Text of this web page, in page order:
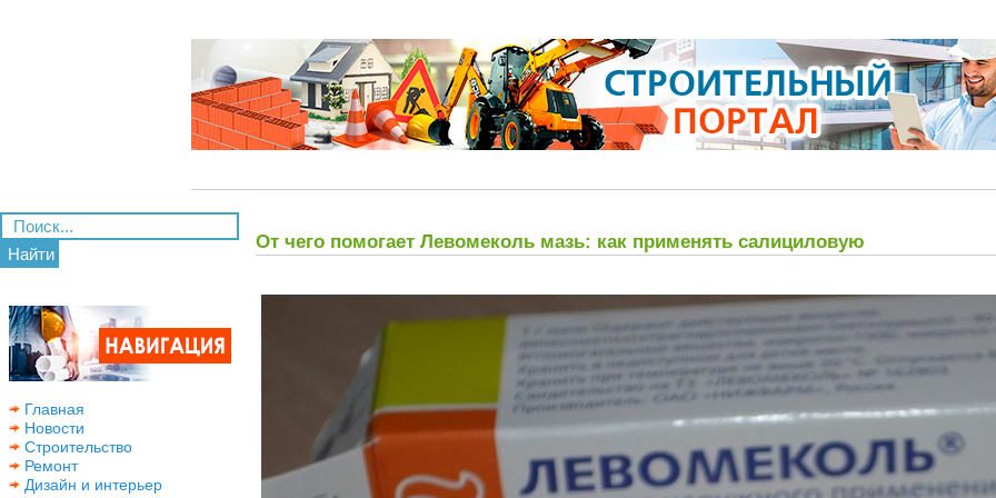
Найти
Главная
Новости
Строительство
Ремонт
Дизайн и интерьер
От чего помогает Левомеколь мазь: как применять салициловую